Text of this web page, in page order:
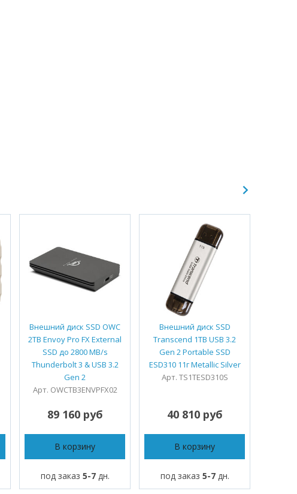
Внешний диск SSD OWC
2TB Envoy Pro FX External
SSD до 2800 MB/s
Thunderbolt 3 & USB 3.2
Gen 2
Арт. OWCTB3ENVPFX02
89 160 руб
В корзину
под заказ 5-7дн.
Внешний диск SSD
Transcend 1TB USB 3.2
Gen 2 Portable SSD
ESD310 11г Metallic Silver
Арт. TS1TESD310S
40 810 руб
В корзину
под заказ 5-7дн.